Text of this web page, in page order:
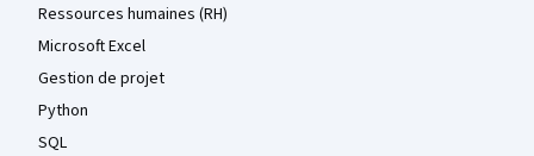
Ressources humaines (RH)
Microsoft Excel
Gestion de projet
Python
SQL